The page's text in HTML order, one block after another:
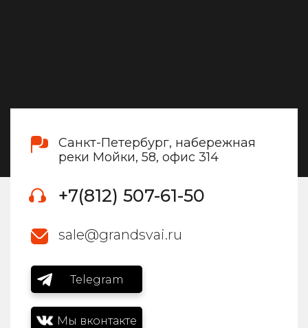
Санкт-Петербург, набережная
реки Мойки, 58, офис 314
+7(812) 507-61-50
sale@grandsvai.ru
Telegram
Мы вконтакте